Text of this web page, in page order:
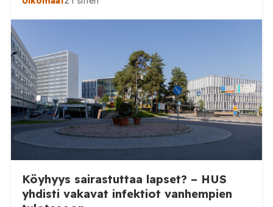
käytössä olleesta infrastruktuurista siirtyy Syyrian
ilmoitti sunnuntaina 9. elokuuta, että Damaskos ja
Moskova ovat päässeet yhteisymmärrykseen Venäjän
Syyriassa sijaitsevien tukikohtien tulevaisuudesta.
Syyrian […]
Köyhyys sairastuttaa lapset? – HUS
yhdisti vakavat infektiot vanhempien